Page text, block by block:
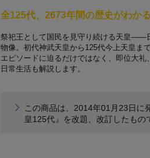
全125代、2673年間の歴史がわかる
祭祀王として国民を見守り続ける天皇――
物像。初代神武天皇から125代今上天皇ま
エピソードに迫るだけではなく、即位大
日常生活も解説します。
この商品は、2014年01月23日
皇125代』を改題、改訂したもの